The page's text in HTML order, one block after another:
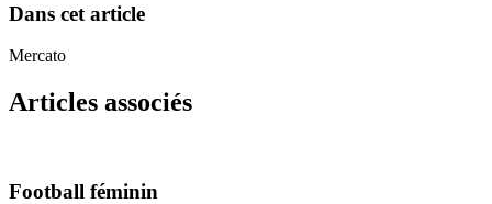
Dans cet article
Mercato
Articles associés
Football féminin